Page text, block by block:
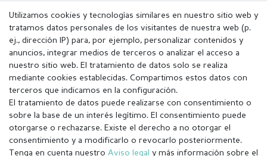
Utilizamos cookies y tecnologías similares en nuestro sitio web y
tratamos datos personales de los visitantes de nuestra web (p.
ej., dirección IP) para, por ejemplo, personalizar contenidos y
anuncios, integrar medios de terceros o analizar el acceso a
nuestro sitio web. El tratamiento de datos solo se realiza
mediante cookies establecidas. Compartimos estos datos con
terceros que indicamos en la configuración.
El tratamiento de datos puede realizarse con consentimiento o
sobre la base de un interés legítimo. El consentimiento puede
otorgarse o rechazarse. Existe el derecho a no otorgar el
consentimiento y a modificarlo o revocarlo posteriormente.
Tenga en cuenta nuestro Aviso legal y más información sobre el